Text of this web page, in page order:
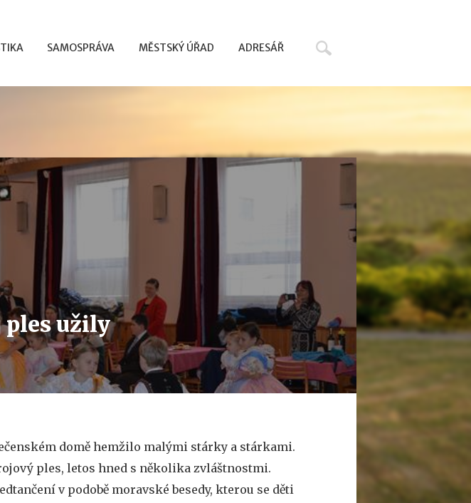
SAMOSPRÁVA MĚSTSKÝ ÚŘAD ADRESÁŘ
ples užily
domě hemžilo malými stárky a stárkami.
ples, letos hned s několika zvláštnostmi.
v podobě moravské besedy, kterou se děti